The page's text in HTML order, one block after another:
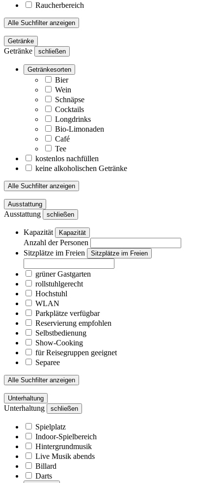
Raucherbereich
Alle Suchfilter anzeigen
Getränke
Getränke schließen
Getränkesorten
Bier
Wein
Schnäpse
Cocktails
Longdrinks
Bio-Limonaden
Café
Tee
kostenlos nachfüllen
keine alkoholischen Getränke
Alle Suchfilter anzeigen
Ausstattung
Ausstattung schließen
Kapazität Kapazität
Anzahl der Personen
Sitzplätze im Freien
Sitzplätze im Freien
grüner Gastgarten
rollstuhlgerecht
Hochstuhl
WLAN
Parkplätze verfügbar
Reservierung empfohlen
Selbstbedienung
Show-Cooking
für Reisegruppen geeignet
Separee
Alle Suchfilter anzeigen
Unterhaltung
Unterhaltung schließen
Spielplatz
Indoor-Spielbereich
Hintergrundmusik
Live Musik abends
Billard
Darts